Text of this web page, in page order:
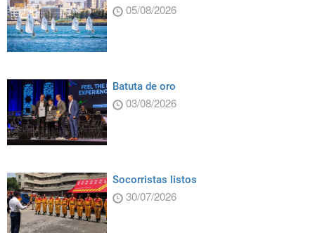
05/08/2026
Batuta de oro
03/08/2026
Socorristas listos
30/07/2026